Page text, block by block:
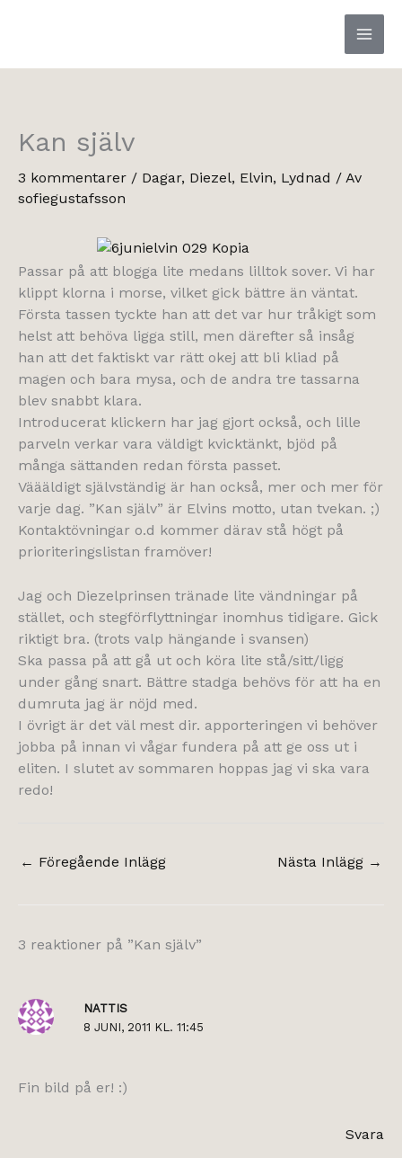
Kan själv
3 kommentarer / Dagar, Diezel, Elvin, Lydnad / Av
sofiegustafsson
Passar på att blogga lite medans lilltok sover. Vi har
klippt klorna i morse, vilket gick bättre än väntat.
Första tassen tyckte han att det var hur tråkigt som
helst att behöva ligga still, men därefter så insåg
han att det faktiskt var rätt okej att bli kliad på
magen och bara mysa, och de andra tre tassarna
blev snabbt klara.
Introducerat klickern har jag gjort också, och lille
parveln verkar vara väldigt kvicktänkt, bjöd på
många sättanden redan första passet.
Väääldigt självständig är han också, mer och mer för
varje dag. ”Kan själv” är Elvins motto, utan tvekan. ;)
Kontaktövningar o.d kommer därav stå högt på
prioriteringslistan framöver!
Jag och Diezelprinsen tränade lite vändningar på
stället, och stegförflyttningar inomhus tidigare. Gick
riktigt bra. (trots valp hängande i svansen)
Ska passa på att gå ut och köra lite stå/sitt/ligg
under gång snart. Bättre stadga behövs för att ha en
dumruta jag är nöjd med.
I övrigt är det väl mest dir. apporteringen vi behöver
jobba på innan vi vågar fundera på att ge oss ut i
eliten. I slutet av sommaren hoppas jag vi ska vara
redo!
← Föregående Inlägg Nästa Inlägg →
3 reaktioner på ”Kan själv”
NATTIS
8 JUNI, 2011 KL. 11:45
Fin bild på er! :)
Svara